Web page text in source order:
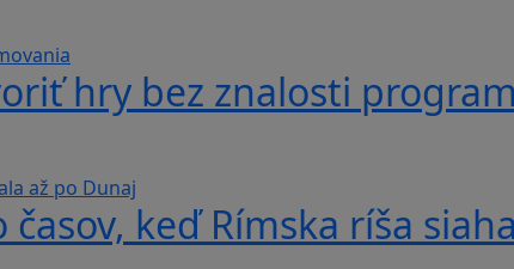
hry bez znalosti
keď Rímska ríša